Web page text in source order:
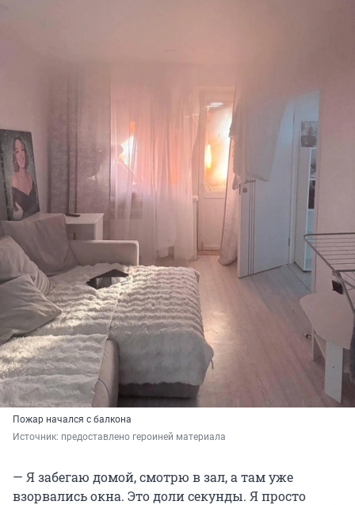
Пожар начался с балкона
Источник: предоставлено героиней материала
— Я забегаю домой, смотрю в зал, а там уже
взорвались окна. Это доли секунды. Я просто